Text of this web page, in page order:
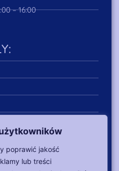
poprawić jakość
lub treści
– 16:00